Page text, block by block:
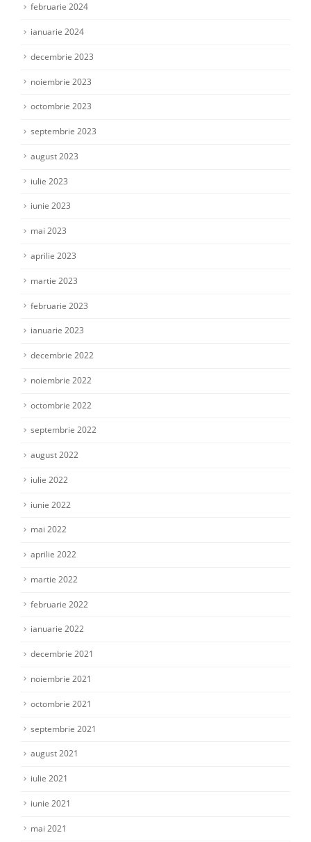
februarie 2024
ianuarie 2024
decembrie 2023
noiembrie 2023
octombrie 2023
septembrie 2023
august 2023
iulie 2023
iunie 2023
mai 2023
aprilie 2023
martie 2023
februarie 2023
ianuarie 2023
decembrie 2022
noiembrie 2022
octombrie 2022
septembrie 2022
august 2022
iulie 2022
iunie 2022
mai 2022
aprilie 2022
martie 2022
februarie 2022
ianuarie 2022
decembrie 2021
noiembrie 2021
octombrie 2021
septembrie 2021
august 2021
iulie 2021
iunie 2021
mai 2021